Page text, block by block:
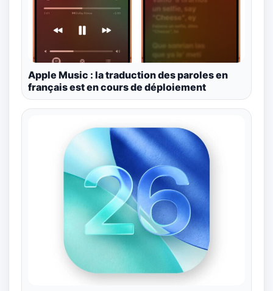
Apple Music : la traduction des paroles en
français est en cours de déploiement